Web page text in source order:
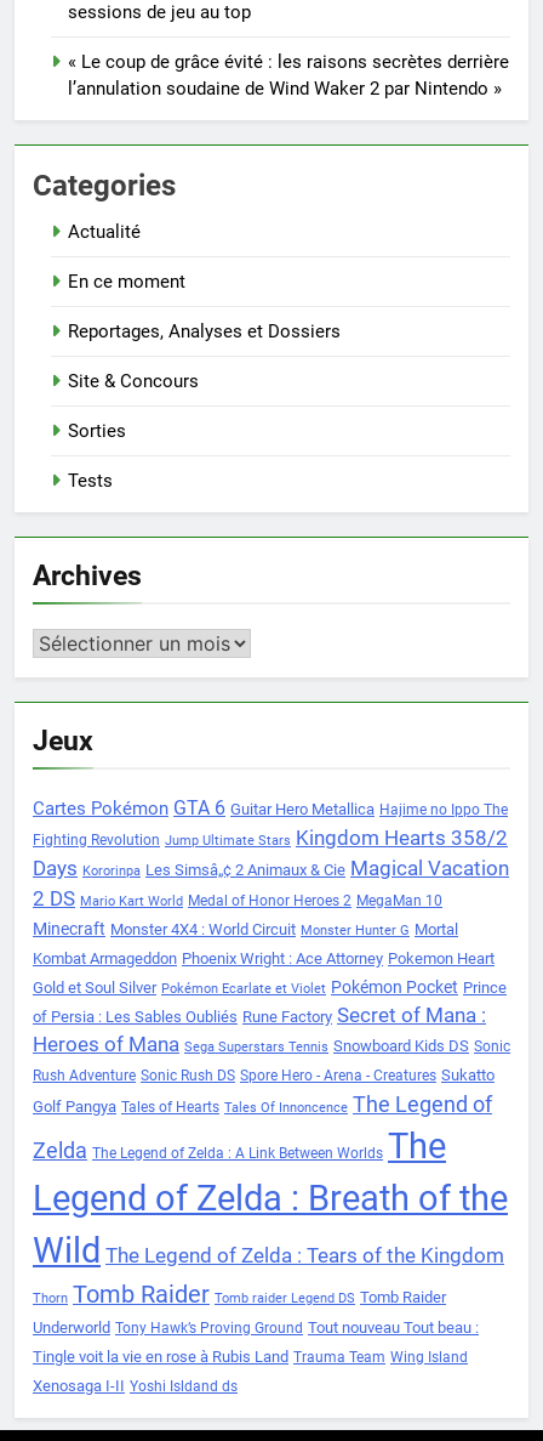
sessions de jeu au top
« Le coup de grâce évité : les raisons secrètes derrière
l’annulation soudaine de Wind Waker 2 par Nintendo »
Categories
Actualité
En ce moment
Reportages, Analyses et Dossiers
Site & Concours
Sorties
Tests
Archives
Archives
Jeux
Cartes Pokémon GTA 6 Guitar Hero Metallica Hajime no Ippo The
Fighting Revolution Jump Ultimate Stars Kingdom Hearts 358/2
Days Kororinpa Les Simsâ„¢ 2 Animaux & Cie Magical Vacation
2 DS Mario Kart World Medal of Honor Heroes 2 MegaMan 10
Minecraft Monster 4X4 : World Circuit Monster Hunter G Mortal
Kombat Armageddon Phoenix Wright : Ace Attorney Pokemon Heart
Gold et Soul Silver Pokémon Ecarlate et Violet Pokémon Pocket Prince
of Persia : Les Sables Oubliés Rune Factory Secret of Mana :
Heroes of Mana Sega Superstars Tennis Snowboard Kids DS Sonic
Rush Adventure Sonic Rush DS Spore Hero - Arena - Creatures Sukatto
Golf Pangya Tales of Hearts Tales Of Innoncence The Legend of
Zelda The Legend of Zelda : A Link Between Worlds The
Legend of Zelda : Breath of the
Wild The Legend of Zelda : Tears of the Kingdom
Thorn Tomb Raider Tomb raider Legend DS Tomb Raider
Underworld Tony Hawk’s Proving Ground Tout nouveau Tout beau :
Tingle voit la vie en rose à Rubis Land Trauma Team Wing Island
Xenosaga I-II Yoshi Isldand ds